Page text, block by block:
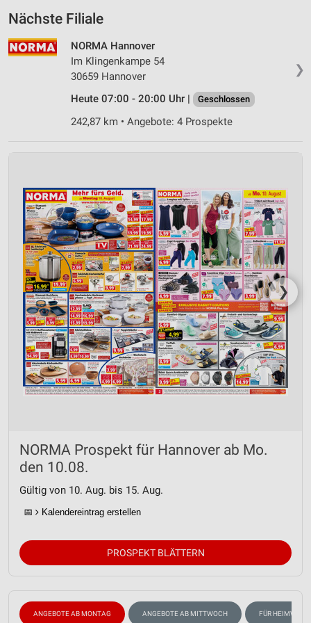
Nächste Filiale
❯
NORMA Hannover
Im Klingenkampe 54
30659 Hannover
Heute 07:00 - 20:00 Uhr |
Geschlossen
242,87 km • Angebote: 4 Prospekte
❯
NORMA Prospekt für Hannover ab Mo.
den 10.08.
Gültig von 10. Aug. bis 15. Aug.
📅 Kalendereintrag erstellen
PROSPEKT BLÄTTERN
ANGEBOTE AB MONTAG ANGEBOTE AB MITTWOCH FÜR